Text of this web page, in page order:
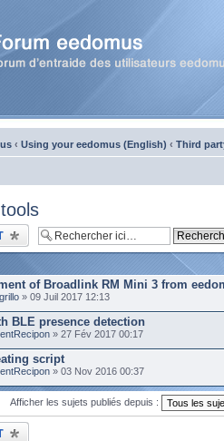
‹ Using your eedomus (English) ‹ Third
of Broadlink RM Mini 3 from
» 09 Juil 2017 12:13
BLE presence detection
» 27 Fév 2017 00:17
script
» 03 Nov 2016 00:37
Afficher les sujets publiés depuis :